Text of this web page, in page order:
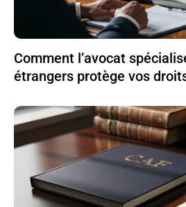
Comment l’avocat
étrangers protège vos